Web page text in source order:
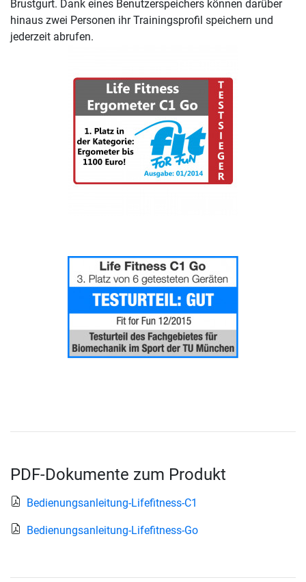
Brustgurt. Dank eines Benutzerspeichers können darüber
hinaus zwei Personen ihr Trainingsprofil speichern und
jederzeit abrufen.
PDF-Dokumente zum Produkt
Bedienungsanleitung-Lifefitness-C1
Bedienungsanleitung-Lifefitness-Go